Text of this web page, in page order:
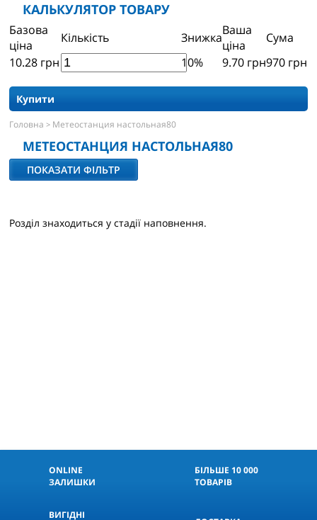
КАЛЬКУЛЯТОР ТОВАРУ
Базова
ціна
Кількість ЗнижкаВаша
ціна
Сума
10.28 грн 10% 9.70 грн970 грн
Купити
Головна > Метеостанция настольная80
МЕТЕОСТАНЦИЯ НАСТОЛЬНАЯ80
ПОКАЗАТИ ФІЛЬТР
Розділ знаходиться у стадії наповнення.
ONLINE
ЗАЛИШКИ
БІЛЬШЕ 10 000
ТОВАРІВ
ВИГІДНІ